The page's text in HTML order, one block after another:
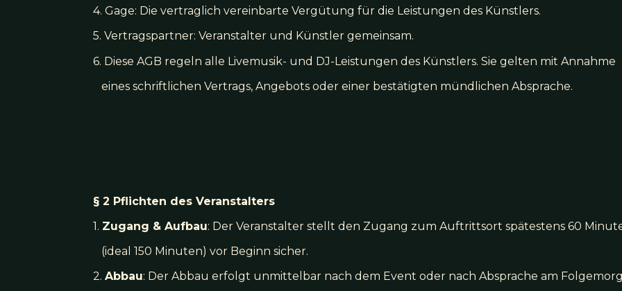
4. Gage: Die vertraglich vereinbarte Vergütung für die Leistungen des Künstlers.
5. Vertragspartner: Veranstalter und Künstler gemeinsam.
6. Diese AGB regeln alle Livemusik- und DJ-Leistungen des Künstlers. Sie gelten mit Annahme
eines schriftlichen Vertrags, Angebots oder einer bestätigten mündlichen Absprache.
§ 2 Pflichten des Veranstalters
1. Zugang & Aufbau: Der Veranstalter stellt den Zugang zum Auftrittsort spätestens 60
(ideal 150 Minuten) vor Beginn sicher.
2.Abbau: Der Abbau erfolgt unmittelbar nach dem Event oder nach Absprache am